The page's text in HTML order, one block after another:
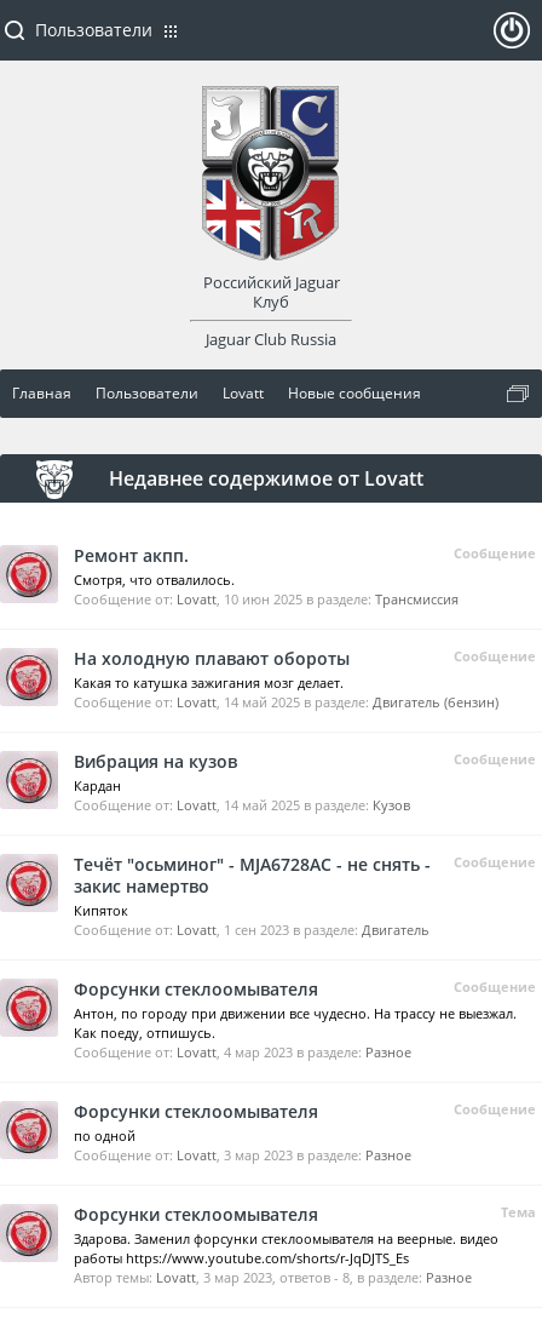
Главная Пользователи Lovatt Новые сообщения
Недавнее содержимое от Lovatt
Сообщение
Ремонт акпп.
Смотря, что отвалилось.
Сообщение от: Lovatt, 10 июн 2025 в разделе: Трансмиссия
Сообщение
На холодную плавают обороты
Какая то катушка зажигания мозг делает.
Сообщение от: Lovatt, 14 май 2025 в разделе: Двигатель (бензин)
Сообщение
Вибрация на кузов
Кардан
Сообщение от: Lovatt, 14 май 2025 в разделе: Кузов
Сообщение
Течёт "осьминог" - MJA6728AC - не снять -
закис намертво
Кипяток
Сообщение от: Lovatt, 1 сен 2023 в разделе: Двигатель
Сообщение
Форсунки стеклоомывателя
Антон, по городу при движении все чудесно. На трассу не выезжал.
Как поеду, отпишусь.
Сообщение от: Lovatt, 4 мар 2023 в разделе: Разное
Сообщение
Форсунки стеклоомывателя
по одной
Сообщение от: Lovatt, 3 мар 2023 в разделе: Разное
Тема
Форсунки стеклоомывателя
Здарова. Заменил форсунки стеклоомывателя на веерные. видео
работы https://www.youtube.com/shorts/r-JqDJTS_Es
Автор темы: Lovatt, 3 мар 2023, ответов - 8, в разделе: Разное
Пользователи
Российский Jaguar
Клуб
Jaguar Club Russia
оват